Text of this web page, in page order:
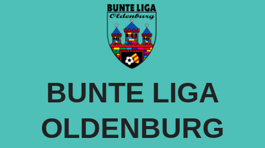
BUNTE LIGA
OLDENBURG